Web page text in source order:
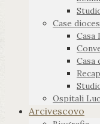
Case
Casa
Casa
Ospitali
Arcivescovo